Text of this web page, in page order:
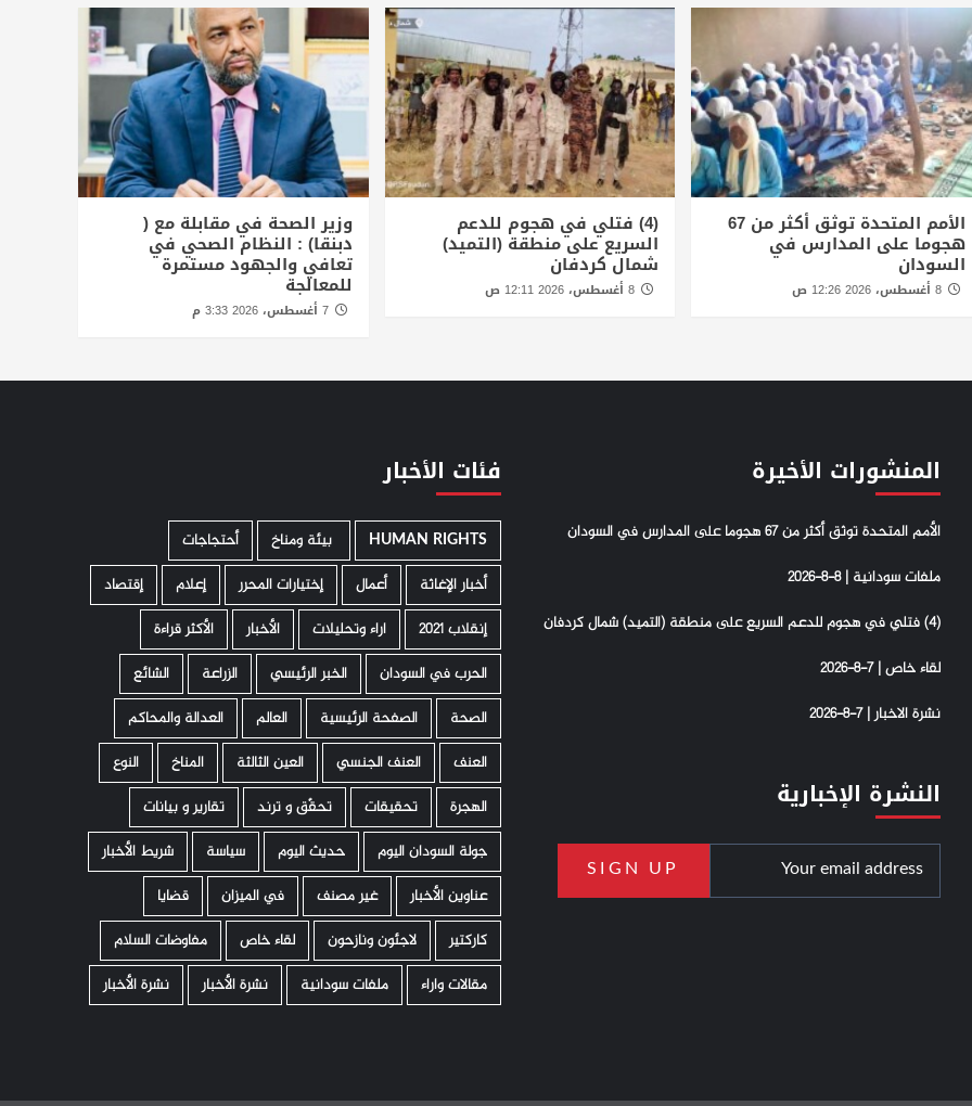
الأمم المتحدة توثق أكثر من 67
هجوما على المدارس في
السودان
8 أغسطس، 2026 12:26 ص
(4) فتلي في هجوم للدعم
السريع على منطقة (التميد)
شمال كردفان
وزير الصحة في مقابلة مع (
دبنقا) : النظام الصحي في
تعافي والجهود مستمرة
للمعالجة
7 أغسطس، 2026 3:33 م
المنشورات الأخيرة
الأمم المتحدة توثق أكثر من 67 هجوما على المدارس في السودان
ملفات سودانية | 8-8-2026
(4) فتلي في هجوم للدعم السريع على منطقة (التميد) شمال كردفان
لقاء خاص | 7-8-2026
نشرة الاخبار | 7-8-2026
النشرة الإخبارية
فئات الأخبار
HUMAN RIGHTS ­ بيئة ومناخ
أحتجاجات
أخبار الإغاثة
أعمال إختيارات المحرر إعلام
إقتصاد
إنقلاب 2021
اراء وتحليلات الأخبار
الأكثر قراءة
الحرب في السودان
الخبر الرئيسي الزراعة
الشائع
الصحة
الصفحة الرئيسية العالم
العدالة والمحاكم
العنف
العنف الجنسي العين الثالثة المناخ
النوع
الهجرة
تحقيقات تحقّق و ترند
تقارير و بيانات
جولة السودان اليوم
حديث اليوم سياسة
شريط الأخبار
عناوين الأخبار
غير مصنف في الميزان
قضايا
كاركتير
لاجئون ونازحون لقاء خاص
مفاوضات السلام
مقالات واراء
ملفات سودانية نشرة الأخبار نشرة الأخبار